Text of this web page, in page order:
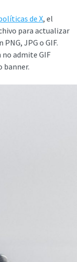
de X, el
para actualizar
JPG o GIF.
no admite GIF
banner.